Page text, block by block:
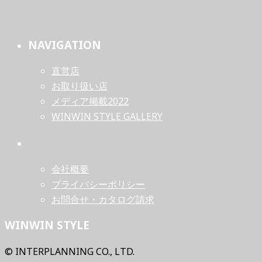
NAVIGATION
直営店
お取り扱い店
メディア掲載2022
WINWIN STYLE GALLERY
会社概要
プライバシーポリシー
お問合せ・カタログ請求
WINWIN STYLE
© INTERPLANNING CO., LTD.